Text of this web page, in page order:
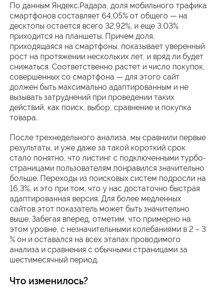
По данным Яндекс.Радара, доля мобильного трафика
смартфонов составляет 64,05% от общего — на
десктопы остается всего 32,92%, и еще 3,03%
приходится на планшеты. Причем доля,
приходящаяся на смартфоны, показывает уверенный
рост на протяжении нескольких лет, и вряд ли будет
снижаться. Соответственно растет и число покупок,
совершенных со смартфона — для этого сайт
должен быть максимально адаптированным и не
вызывать затруднений при проведении таких
действий, как поиск, выбор, сравнение и покупка
товара.
После трехнедельного анализа, мы сравнили первые
результаты, и уже даже за такой короткий срок
стало понятно, что листинг с подключенными турбо-
страницами пользователям понравился значительно
больше. Переходы из поисковых систем подросли на
16,3%, и это при том, что у нас достаточно быстрая
адаптированная версия. Для более медленных
сайтов этот показатель может быть значительно
выше. Забегая вперед, отметим, что примерно на
этом уровне, с незначительными колебаниями в 2 – 3
% он и оставался на всех этапах проводимого
анализа и сравнения с обычными страницами за
шестимесячный период.
Что изменилось?